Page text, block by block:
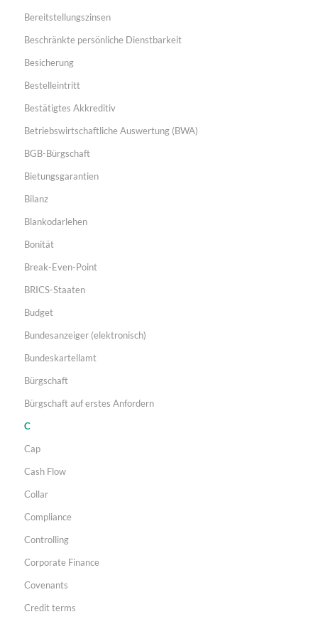
Bereitstellungszinsen
Beschränkte persönliche Dienstbarkeit
Besicherung
Bestelleintritt
Bestätigtes Akkreditiv
Betriebswirtschaftliche Auswertung (BWA)
BGB-Bürgschaft
Bietungsgarantien
Bilanz
Blankodarlehen
Bonität
Break-Even-Point
BRICS-Staaten
Budget
Bundesanzeiger (elektronisch)
Bundeskartellamt
Bürgschaft
Bürgschaft auf erstes Anfordern
C
Cap
Cash Flow
Collar
Compliance
Controlling
Corporate Finance
Covenants
Credit terms